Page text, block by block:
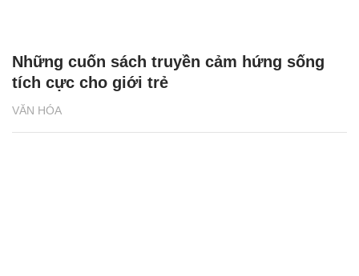
VĂN HÓA
Những cuốn sách truyền cảm hứng sống
tích cực cho giới trẻ